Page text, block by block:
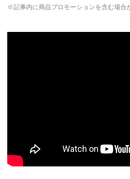
※記事内に商品プロモーションを含む場合